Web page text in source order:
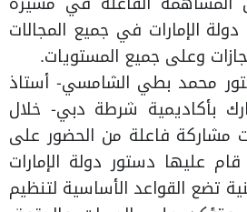
الإمارات في جميع المجالات
وعلى جميع المستويات.
محمد بطي الشامسي- أستاذ
بأكاديمية شرطة دبي- خلال
مشاركة فاعلة من الحضور على
قام عليها دستور دولة الإمارات
تضع القواعد الأساسية لتنظيم